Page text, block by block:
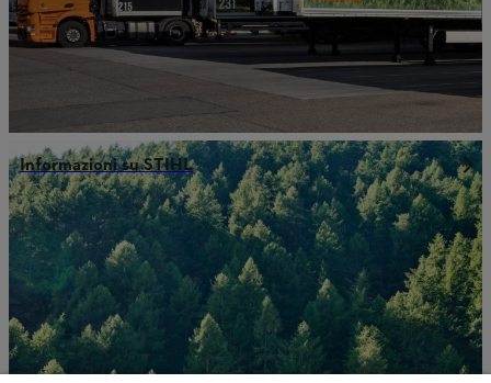
Informazioni su STIHL